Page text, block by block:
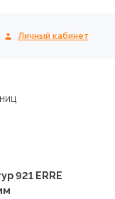
Личный кабинет
921 ERRE